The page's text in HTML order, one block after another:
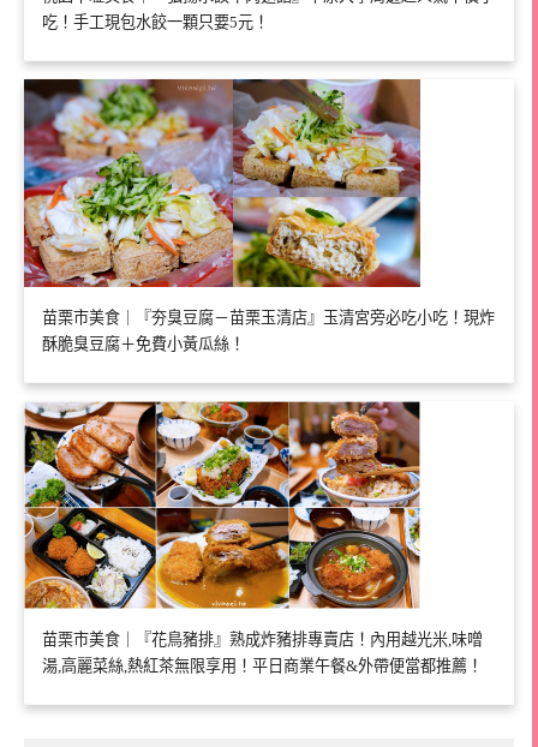
吃！手工現包水餃一顆只要5元！
苗栗市美食｜『夯臭豆腐－苗栗玉清店』玉清宮旁必吃小吃！現炸
酥脆臭豆腐＋免費小黃瓜絲！
苗栗市美食｜『花鳥豬排』熟成炸豬排專賣店！內用越光米,味噌
湯,高麗菜絲,熱紅茶無限享用！平日商業午餐&外帶便當都推薦！